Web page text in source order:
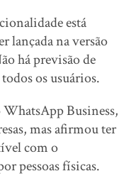
está
lançada na versão
há previsão de
os usuários.
Business,
mas afirmou ter
com o
pessoas físicas.